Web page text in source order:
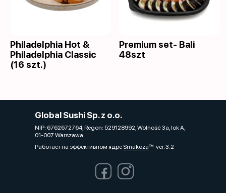
Philadelphia Hot &
Philadelphia Classic
(16 szt.)
Premium set- Bali
48szt
Global Sushi Sp. z o.o.
NIP: 6762672764, Regon: 529128992, Wolność 3a, lok A,
01-007 Warszawa
Работает на эффективном ядре Smakozaver. 3.2